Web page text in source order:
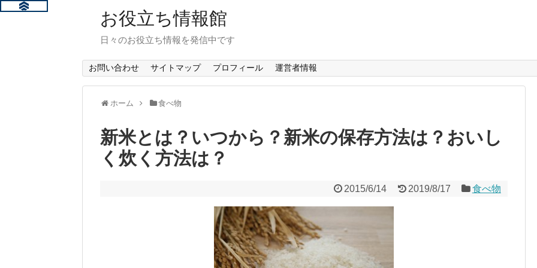
お役立ち情報館
日々のお役立ち情報を発信中です
お問い合わせ サイトマップ プロフィール 運営者情報
ホーム 食べ物
新米とは？いつから？新米の保存方法は？おいし
く炊く方法は？
2015/6/14 2019/8/17 食べ物